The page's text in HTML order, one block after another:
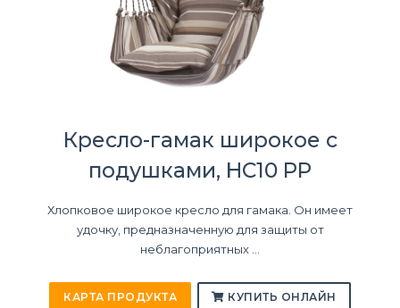
Кресло-гамак широкое с
подушками, HC10 PP
Хлопковое широкое кресло для гамака. Он имеет
удочку, предназначенную для защиты от
неблагоприятных ...
КАРТА ПРОДУКТА КУПИТЬ ОНЛАЙН